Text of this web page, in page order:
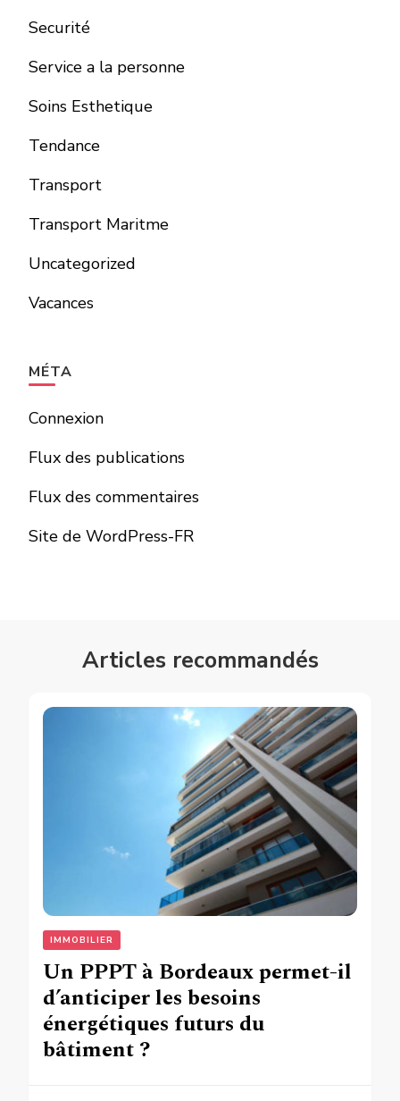
Securité
Service a la personne
Soins Esthetique
Tendance
Transport
Transport Maritme
Uncategorized
Vacances
MÉTA
Connexion
Flux des publications
Flux des commentaires
Site de WordPress-FR
Articles recommandés
IMMOBILIER
Un PPPT à Bordeaux permet-il
d’anticiper les besoins
énergétiques futurs du
bâtiment ?